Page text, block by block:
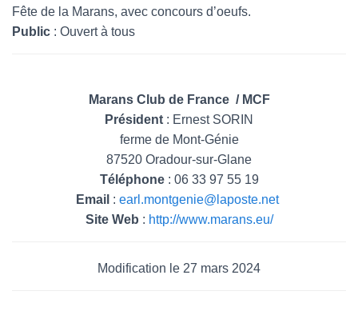
Fête de la Marans, avec concours d’oeufs.
Public : Ouvert à tous
Marans Club de France / MCF
Président : Ernest SORIN
ferme de Mont-Génie
87520 Oradour-sur-Glane
Téléphone: 06 33 97 55 19
Email : earl.montgenie@laposte.net
Site Web : http://www.marans.eu/
Modification le 27 mars 2024